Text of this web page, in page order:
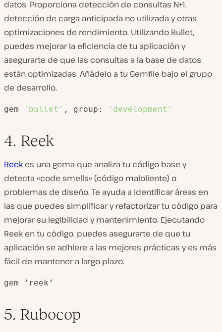
datos. Proporciona detección de consultas N+1,
detección de carga anticipada no utilizada y otras
optimizaciones de rendimiento. Utilizando Bullet,
puedes mejorar la eficiencia de tu aplicación y
asegurarte de que las consultas a la base de datos
están optimizadas. Añádelo a tu Gemfile bajo el grupo
de desarrollo.
gem 'bullet' , group: 'development'
4. Reek
Reek es una gema que analiza tu código base y
detecta «code smells» (código maloliente) o
problemas de diseño. Te ayuda a identificar áreas en
las que puedes simplificar y refactorizar tu código para
mejorar su legibilidad y mantenimiento. Ejecutando
Reek en tu código, puedes asegurarte de que tu
aplicación se adhiere a las mejores prácticas y es más
fácil de mantener a largo plazo.
gem ‘reek’
5. Rubocop